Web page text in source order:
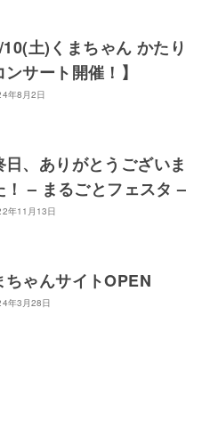
10(土)くまちゃん かたり
サート開催！】
年8月2日
日、ありがとうございま
！ – まるごとフェスタ –
年11月13日
ちゃんサイトOPEN
年3月28日